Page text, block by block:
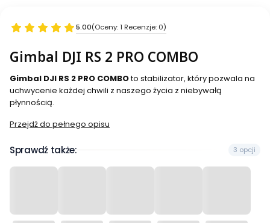
5.00(Oceny: 1 Recenzje: 0)
Gimbal DJI RS 2 PRO COMBO
Gimbal DJI RS 2 PRO COMBOto stabilizator, który pozwala na
uchwycenie każdej chwili z naszego życia z niebywałą
płynnością.
Przejdź do pełnego opisu
Sprawdź także: 3 opcji